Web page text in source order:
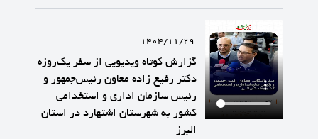
1404/11/29
گزارش کوتاه ویدیویی از سفر یک‌روزه
دکتر رفیع زاده معاون رئیس‌جمهور و
رئیس سازمان اداری و استخدامی
کشور به شهرستان اشتهارد در استان
البرز